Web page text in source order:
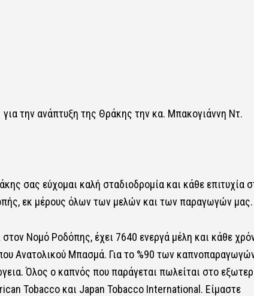
την ανάπτυξη της Θράκης την κα. Μπακογιάννη Ντ.
σας εύχομαι καλή σταδιοδρομία και κάθε επιτυχία
εκ μέρους όλων των μελών και των παραγωγών μας.
Νομό Ροδόπης, έχει 7640 ενεργά μέλη και κάθε
Ανατολικού Μπασμά. Για το %90 των
Όλος ο καπνός που παράγεται πωλείται στο
Tobacco και Japan Tobacco International. Είμαστε